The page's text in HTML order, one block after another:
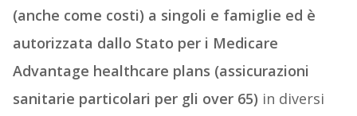
(anche come costi) a singoli e famiglie ed è
autorizzata dallo Stato per i Medicare
Advantage healthcare plans (assicurazioni
sanitarie particolari per gli over 65) in diversi